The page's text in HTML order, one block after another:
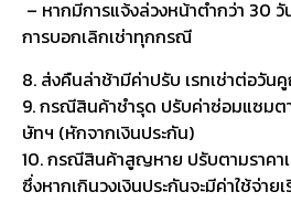
– หากมีการแจ้งล่วงหน้าต่ำกว่า 30
การบอกเลิกเช่าทุกกรณี
8. ส่งคืนล่าช้ามีค่าปรับ เรทเช่าต่อวั
9. กรณีสินค้าชำรุด ปรับค่าซ่อมแซมต
ษัทฯ (หักจากเงินประกัน)
10. กรณีสินค้าสูญหาย ปรับตามราคา
ซึ่งหากเกินวงเงินประกันจะมีค่าใช้จ่าย